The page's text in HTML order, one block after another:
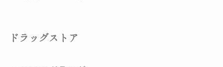
ドラッグストア